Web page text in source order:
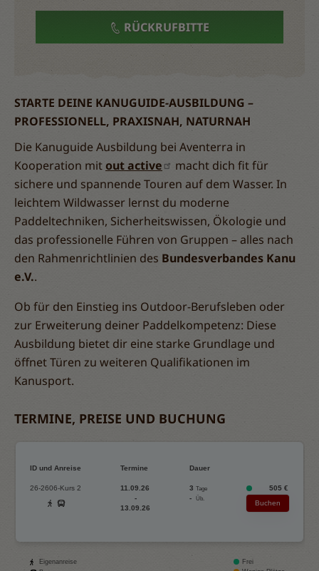
RÜCKRUFBITTE
STARTE DEINE KANUGUIDE-AUSBILDUNG –
PROFESSIONELL, PRAXISNAH, NATURNAH
Die Kanuguide Ausbildung bei Aventerra in
Kooperation mitout active
macht dich fit für
sichere und spannende Touren auf dem Wasser. In
leichtem Wildwasser lernst du moderne
Paddeltechniken, Sicherheitswissen, Ökologie und
das professionelle Führen von Gruppen – alles nach
den Rahmenrichtlinien des Bundesverbandes Kanu
e.V..
Ob für den Einstieg ins Outdoor-Berufsleben oder
zur Erweiterung deiner Paddelkompetenz: Diese
Ausbildung bietet dir eine starke Grundlage und
öffnet Türen zu weiteren Qualifikationen im
Kanusport.
TERMINE, PREISE UND BUCHUNG